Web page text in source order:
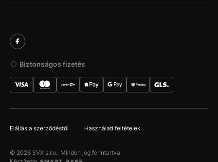
Biztonságos fizetés
© 2026 SVX s.r.o.. Minden jog fenntartva
Elállás a szerződéstől Használati feltételek